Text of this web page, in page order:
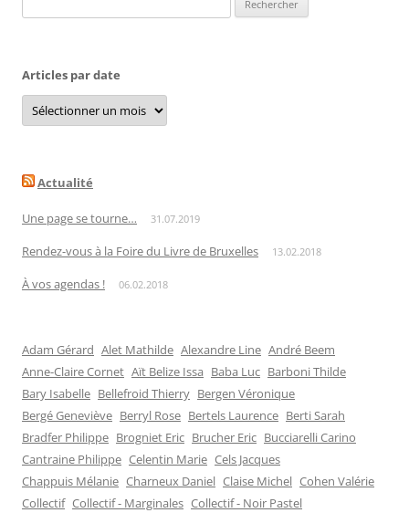
Articles par date
Articles
par
date
Actualité
Une page se tourne… 31.07.2019
Rendez-vous à la Foire du Livre de Bruxelles 13.02.2018
À vos agendas ! 06.02.2018
Adam Gérard Alet Mathilde Alexandre Line André Beem
Anne-Claire Cornet Aït Belize Issa Baba Luc Barboni Thilde
Bary Isabelle Bellefroid Thierry Bergen Véronique
Bergé Geneviève Berryl Rose Bertels Laurence Berti Sarah
Bradfer Philippe Brogniet Eric Brucher Eric Bucciarelli Carino
Cantraine Philippe Celentin Marie Cels Jacques
Chappuis Mélanie Charneux Daniel Claise Michel Cohen Valérie
Collectif Collectif - Marginales Collectif - Noir Pastel